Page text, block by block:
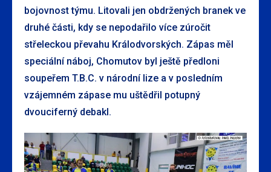
bojovnost týmu. Litovali jen obdržených branek ve
druhé části, kdy se nepodařilo více zúročit
střeleckou převahu Králodvorských. Zápas měl
speciální náboj, Chomutov byl ještě předloni
soupeřem T.B.C. v národní lize a v posledním
vzájemném zápase mu uštědřil potupný
dvouciferný debakl.